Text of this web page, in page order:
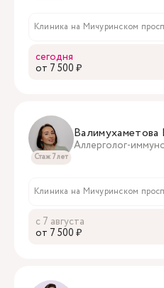
Клиника на Мичуринском
сегодня
oт 7 500 ₽
Стаж 7 лет
Аллерголог-
Клиника на Мичуринском
с 7 августа
oт 7 500 ₽